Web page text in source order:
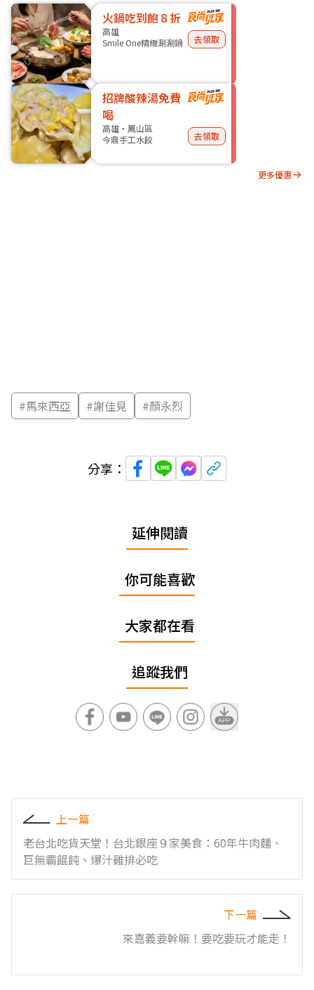
火鍋吃到飽８折
高雄
Smile One精緻涮涮鍋
去領取
招牌酸辣湯免費
喝
高雄・鳳山區
今鼎手工水餃
去領取
更多優惠
#馬來西亞 #謝佳見 #顏永烈
分享：
延伸閱讀
你可能喜歡
大家都在看
追蹤我們
上一篇
老台北吃貨天堂！台北銀座９家美食：60年牛肉麵、
巨無霸餛飩、爆汁雞排必吃
下一篇
來嘉義要幹嘛！要吃要玩才能走！